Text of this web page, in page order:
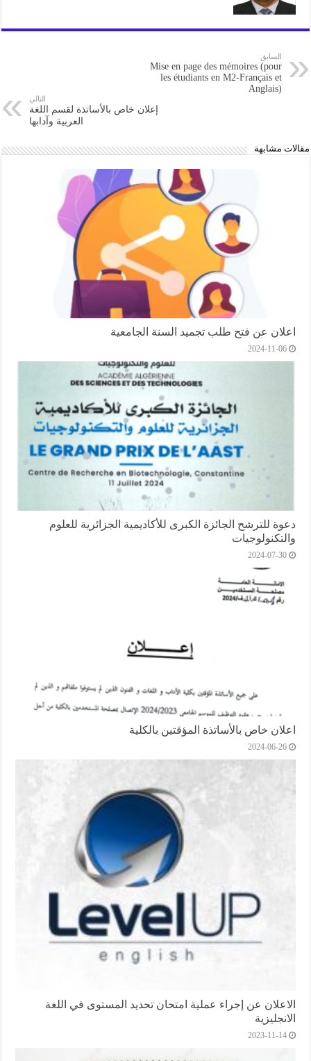
السابق
Mise en page des mémoires (pour
les étudiants en M2-Français et
Anglais)
التالي
إعلان خاص بالأساتذة لقسم اللغة
العربية وآدابها
مقالات مشابهة
اعلان عن فتح طلب تجميد السنة الجامعية
2024-11-06
دعوة للترشح الجائزة الكبرى للأكاديمية الجزائرية للعلوم
والتكنولوجيات
2024-07-30
اعلان خاص باﻷساتذة المؤقتين بالكلية
2024-06-26
الاعلان عن إجراء عملية امتحان تحديد المستوى في اللغة
الانجليزية
2023-11-14